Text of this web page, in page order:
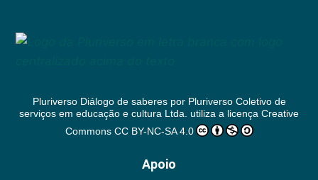
Pluriverso Diálogo de saberespor Pluriverso Coletivo de
serviços em educação e cultura Ltda.
utiliza a licença Creative
Commons CC BY-NC-SA 4.0
Apoio